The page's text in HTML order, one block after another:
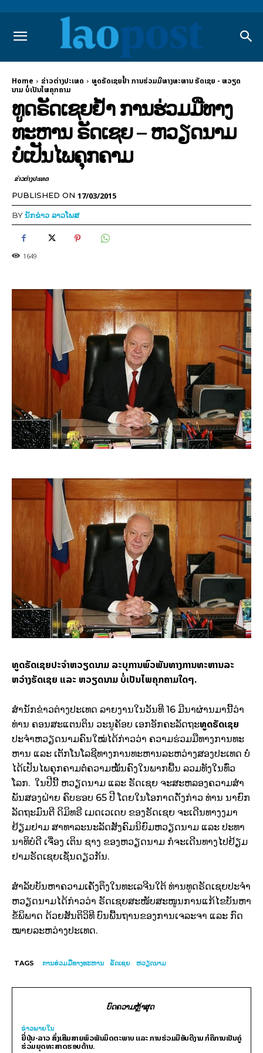
Home ຂ່າວຕ່າງປະເທດ
ທູດ​ຣັດ​ເຊຍ​ຢ້ຳ ການ​ຮ່ວມ​ມື​ທາງ​ທະ​ຫານ ຣັດ​ເຊຍ - ຫວຽດ​
ນາມ ບໍ່​ເປັນ​ໄພ​ຄຸກ​ຄາມ
ທູດ​ຣັດ​ເຊຍ​ຢ້ຳ ການ​ຮ່ວມ​ມື​ທາງ​
ທະ​ຫານ ຣັດ​ເຊຍ – ຫວຽດ​ນາມ
ບໍ່​ເປັນ​ໄພ​ຄຸກ​ຄາມ
ຂ່າວຕ່າງປະເທດ
PUBLISHED ON 17/03/2015
BYນັກຂ່າວ ລາວໂພສ
1649
ທູດ​ຣັດ​ເຊຍ​ປະ​ຈຳ​ຫວຽດ​ນາມ ລະ​ບຸ​ການ​ພົວ​ພັນ​ທາງ​ການ​ທະ​ຫານ​ລະ​
ຫວ່າງ​ຣັດ​ເຊຍ ແລະ ຫວຽດ​ນາມ ບໍ່​ເປັນ​ໄພ​ຄຸກ​ຄາມ​ໃດ​ໆ.
ສຳ​ນັກ​ຂ່າວ​ຕ່າງ​ປະ​ເທດ ລາຍ​ງານ​ໃນ​ວັນ​ທີ 16 ມີ​ນາ​ຜ່ານ​ມາ​ນີ້​ວ່າ
ທ່ານ ຄອນ​ສະ​ແຕນ​ຕິນ ວະ​ນູ​ຄ​ັອບ ເອກ​ອັກ​ຄະ​ລັດ​ຖະ​ທູດ​ຣັດ​ເຊຍ
ປະ​ຈຳ​ຫວຽດ​ນາມ​ຄົນ​ໃໝ່​ໄດ້​ກ່າວ​ວ່າ ຄວາມ​ຮ່ວມ​ມື​ທາງ​ການ​ທະ​
ຫານ ແລະ ເຕັກ​ໂນ​ໂລ​ຊີ​ທາງ​ການ​ທະ​ຫານ​ລະ​ຫວ່າງ​ສອງ​ປະ​ເທດ ບໍ່​
ໄດ້​ເປັນ​ໄພ​ຄຸກ​ຄາມ​ຕ​ໍ່​ຄວາມ​ໝັ້ນ​ຄົງ​ໃນ​ພາກ​ພື້ນ ລວມ​ທັງ​ໃນ​ທົ່ວ​
ໂລກ. ໃນ​ປີ​ນີ້ ຫວຽດ​ນາມ ແລະ​ ຣັດ​ເຊຍ ຈະ​ສະ​ຫລອງ​ຄວາມ​ສຳ​
ພັນ​ສອງ​ຝ່າຍ ຄົບ​ຮອບ 65 ປີ ໂດຍ​ໃນ​ໂອ​ກາດ​ດັ່ງ​ກ່າວ ທ່ານ ນາ​ຍົກ​
ລັດ​ຖະ​ມົນ​ຕີ ດິ​ມິ​ທ​ຣີ ເມດ​ເວ​ເດບ ຂອງ​ຣັດ​ເຊຍ ຈະ​ເດີນ​ທາງງ​ມາ​
ຢ້ຽມ​ຢາມ ສາ​ທາ​ລະ​ນະ​ລັດ​ສັງ​ຄົມ​ນິ​ຍົມ​ຫວຽດ​ນາມ ແລະ ປະ​ທາ​
ນາ​ທິ​ບໍ​ດີ ເຈື່ອງ ເຕິນ ຊາງ ຂອງ​ຫວຽດ​ນາມ ກໍ​ຈະ​ເດີນ​ທາງ​ໄປ​ຢ້ຽມ​
ຢາມ​ຣັດ​ເຊຍ​ເຊັ່ນ​ດຽວ​ກັນ.
ສຳ​ລັບ​ບັນ​ຫາ​ຄວາມ​ເຄັ່ງ​ຕຶງ​ໃນ​ທະ​ເລ​ຈີນ​ໃຕ້ ທ່ານທູດ​ຣັດ​ເຊຍ​ປະ​ຈຳ​
ຫວຽດ​ນາມ​ໄດ້​ກ່າວ​ວ່າ ຣັດ​ເຊຍ​ສະ​ໜັບ​ສະ​ໜູນ​ການ​ແກ້​ໄຂ​ບັນ​ຫາ​
ຂໍ້​ພິ​ພາດ ດ້ວຍ​ສັນ​ຕິ​ວິ​ທີ ບົນ​ພື້ນ​ຖານ​ຂອງ​ການ​ເຈ​ລະ​ຈາ ແລະ ກົດ​
ໝາຍ​ລ​ະ​ຫວ່າງ​ປະ​ເທດ.
TAGS ການ​ຮ່ວມ​ມື​ທາງ​ທະ​ຫານ ຣັດ​ເຊຍ ຫວຽດ​ນາມ
ບົດຄວາມຫຼ້າສຸດ
ຂ່າວພາຍ​ໃນ
ຍີ່ປຸ່ນ-ລາວ ສົ່ງເສີມສາຍພົວພັນມິດຕະພາບ ແລະ ການຮ່ວມມືອັນດີງາມ ກໍຄືການເປັນຄູ່
ຮ່ວມຍຸດທະສາດຮອບດ້ານ.